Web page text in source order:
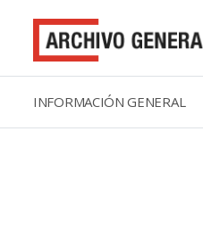
INFORMACIÓN GENERAL